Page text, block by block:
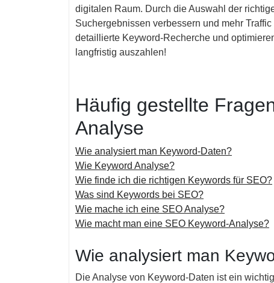
digitalen Raum. Durch die Auswahl der
Suchergebnissen verbessern und mehr
detaillierte Keyword-Recherche und
langfristig auszahlen!
Häufig gestellte
Analyse
Wie analysiert man Keyword-Daten?
Wie Keyword Analyse?
Wie finde ich die richtigen Keywords für SEO?
Was sind Keywords bei SEO?
Wie mache ich eine SEO Analyse?
Wie macht man eine SEO Keyword-Analyse?
Wie analysiert man
Die Analyse von Keyword-Daten ist ein